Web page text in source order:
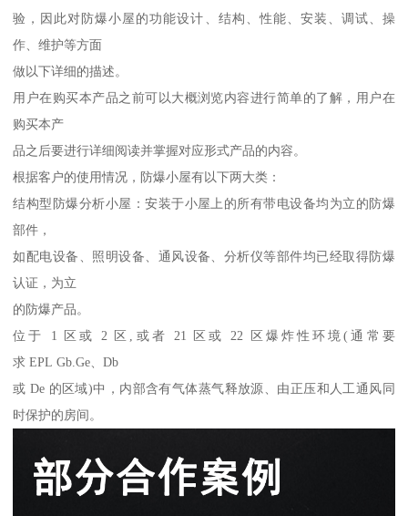
验，因此对防爆小屋的功能设计、结构、性能、安装、调试、操
作、维护等方面
做以下详细的描述。
用户在购买本产品之前可以大概浏览内容进行简单的了解，用户在
购买本产
品之后要进行详细阅读并掌握对应形式产品的内容。
根据客户的使用情况，防爆小屋有以下两大类：
结构型防爆分析小屋：安装于小屋上的所有带电设备均为立的防爆
部件，
如配电设备、照明设备、通风设备、分析仪等部件均已经取得防爆
认证，为立
的防爆产品。
位于 1 区或 2 区,或者 21 区或 22 区爆炸性环境(通常要
求 EPL Gb.Ge、Db
或 De 的区域)中，内部含有气体蒸气释放源、由正压和人工通风同
时保护的房间。